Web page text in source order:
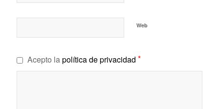
Web
Acepto lapolítica de privacidad *